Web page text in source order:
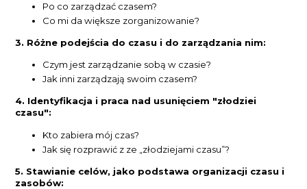
Po co zarządzać czasem?
Co mi da większe zorganizowanie?
3. Różne podejścia do czasu i do zarządzania nim:
Czym jest zarządzanie sobą w czasie?
Jak inni zarządzają swoim czasem?
4. Identyfikacja i praca nad usunięciem "złodziei
czasu":
Kto zabiera mój czas?
Jak się rozprawić z ze „złodziejami czasu”?
5. Stawianie celów, jako podstawa organizacji czasu i
zasobów: